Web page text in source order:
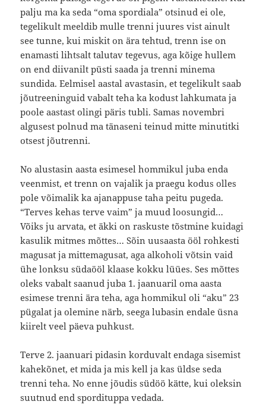
palju ma ka seda “oma spordiala” otsinud ei ole,
tegelikult meeldib mulle trenni juures vist ainult
see tunne, kui miskit on ära tehtud, trenn ise on
enamasti lihtsalt talutav tegevus, aga kõige hullem
on end diivanilt püsti saada ja trenni minema
sundida. Eelmisel aastal avastasin, et tegelikult saab
jõutreeninguid vabalt teha ka kodust lahkumata ja
poole aastast olingi päris tubli. Samas novembri
algusest polnud ma tänaseni teinud mitte minutitki
otsest jõutrenni.
No alustasin aasta esimesel hommikul juba enda
veenmist, et trenn on vajalik ja praegu kodus olles
pole võimalik ka ajanappuse taha peitu pugeda.
“Terves kehas terve vaim” ja muud loosungid…
Võiks ju arvata, et äkki on raskuste tõstmine kuidagi
kasulik mitmes mõttes… Sõin uusaasta ööl rohkesti
magusat ja mittemagusat, aga alkoholi võtsin vaid
ühe lonksu südaööl klaase kokku lüües. Ses mõttes
oleks vabalt saanud juba 1. jaanuaril oma aasta
esimese trenni ära teha, aga hommikul oli “aku” 23
pügalat ja olemine närb, seega lubasin endale üsna
kiirelt veel päeva puhkust.
Terve 2. jaanuari pidasin korduvalt endaga sisemist
kahekõnet, et mida ja mis kell ja kas üldse seda
trenni teha. No enne jõudis südöö kätte, kui oleksin
suutnud end spordituppa vedada.